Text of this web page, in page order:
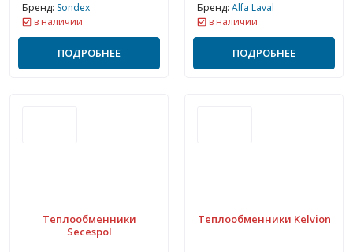
Бренд: Sondex
в наличии
ПОДРОБНЕЕ
Бренд: Alfa Laval
в наличии
ПОДРОБНЕЕ
Теплообменники
Secespol
Теплообменники Kelvion